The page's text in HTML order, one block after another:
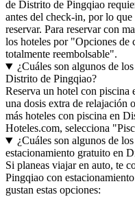
de Distrito de Pingqiao
antes del check-in, por lo que
reservar. Para reservar con
los hoteles por "Opciones de
totalmente reembolsable".
¿Cuáles son algunos de
Distrito de Pingqiao?
Reserva un hotel con
una dosis extra de relajación
más hoteles con piscina en
Hoteles.com, selecciona
¿Cuáles son algunos de
estacionamiento gratuito en
Si planeas viajar en auto, te
Pingqiao con
gustan estas opciones: